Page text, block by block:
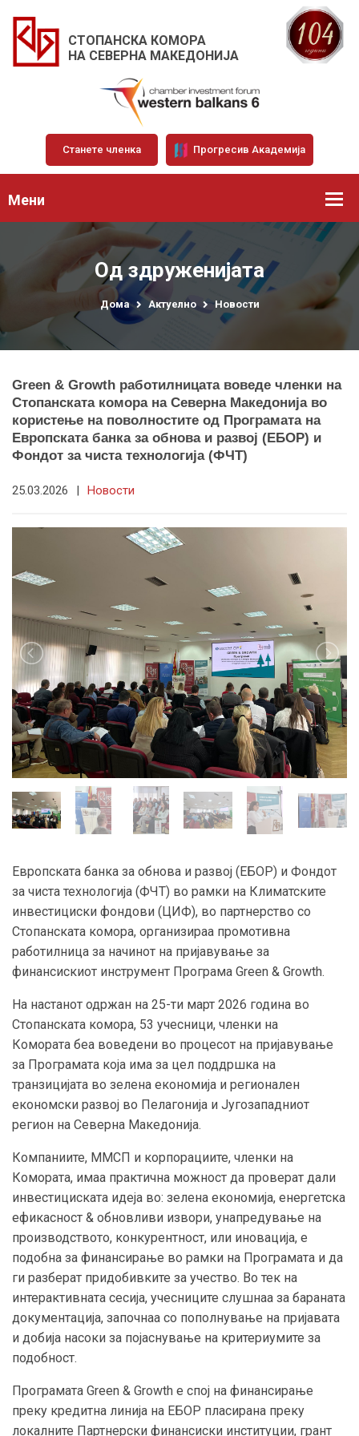
СТОПАНСКА КОМОРА
НА СЕВЕРНА МАКЕДОНИЈА
Станете членка Прогресив Академија
Мени
Од здруженијата
Дома Актуелно Новости
Green & Growth работилницата воведе членки на
Стопанската комора на Северна Македонија во
користење на поволностите од Програмата на
Европската банка за обнова и развој (ЕБОР) и
Фондот за чиста технологија (ФЧТ)
25.03.2026 | Новости
Европската банка за обнова и развој (ЕБОР) и Фондот
за чиста технологија (ФЧТ) во рамки на Климатските
инвестициски фондови (ЦИФ), во партнерство со
Стопанската комора, организираа промотивна
работилница за начинот на пријавување за
финансискиот инструмент Програма Green & Growth.
На настанот одржан на 25-ти март 2026 година во
Стопанската комора, 53 учесници, членки на
Комората беа воведени во процесот на пријавување
за Програмата која има за цел поддршка на
транзицијата во зелена економија и регионален
економски развој во Пелагонија и Југозападниот
регион на Северна Македонија.
Компаниите, ММСП и корпорациите, членки на
Комората, имаа практична можност да проверат дали
инвестициската идеја во: зелена економија, енергетска
ефикасност & обновливи извори, унапредување на
производството, конкурентност, или иновација, е
подобна за финансирање во рамки на Програмата и да
ги разберат придобивките за учество. Во тек на
интерактивната сесија, учесниците слушнаа за бараната
документација, започнаа со пополнување на пријавата
и добија насоки за појаснување на критериумите за
подобност.
Програмата Green & Growth е спој на финансирање
преку кредитна линија на ЕБОР пласирана преку
локалните Партнерски финансиски институции, грант